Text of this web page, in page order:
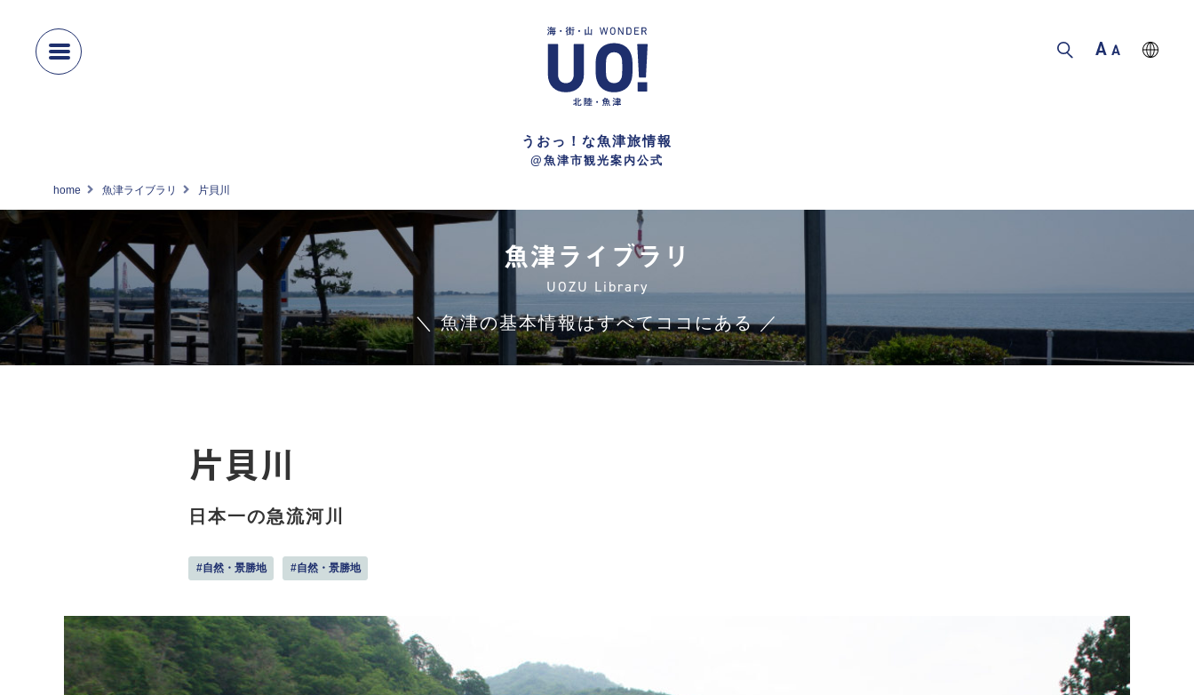
うおっ！な魚津旅情報
@魚津市観光案内公式
home 魚津ライブラリ 片貝川
魚津ライブラリ
UOZU Library
＼ 魚津の基本情報はすべてココにある ／
片貝川
日本一の急流河川
#自然・景勝地 #自然・景勝地